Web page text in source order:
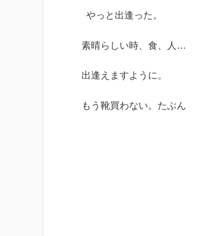
やっと出逢った。
素晴らしい時、食、人…
出逢えますように。
もう靴買わない。たぶん